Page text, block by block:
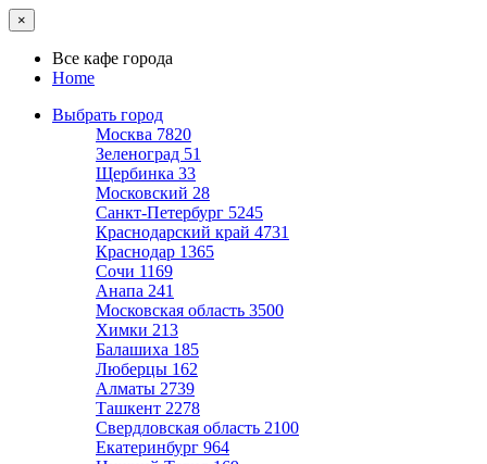
×
Все кафе города
Home
Выбрать город
Москва 7820
Зеленоград 51
Щербинка 33
Московский 28
Санкт-Петербург 5245
Краснодарский край 4731
Краснодар 1365
Сочи 1169
Анапа 241
Московская область 3500
Химки 213
Балашиха 185
Люберцы 162
Алматы 2739
Ташкент 2278
Свердловская область 2100
Екатеринбург 964